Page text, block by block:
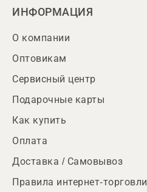
ИНФОРМАЦИЯ
О компании
Оптовикам
Сервисный центр
Подарочные карты
Как купить
Оплата
Доставка / Самовывоз
Правила интернет-торговли